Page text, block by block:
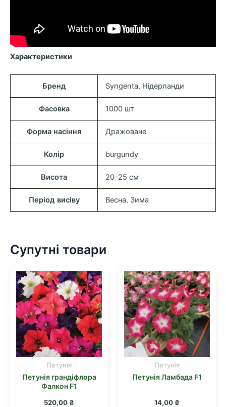
Характеристики
Бренд Syngenta, Нідерланди
Фасовка 1000 шт
Форма насіння Дражоване
Колір burgundy
Висота 20-25 см
Період висіву Весна, Зима
Супутні товари
Петунія
Петунія грандіфлора
Фалкон F1
520,00 ₴
Петунія
Петунія Ламбада F1
14,00 ₴